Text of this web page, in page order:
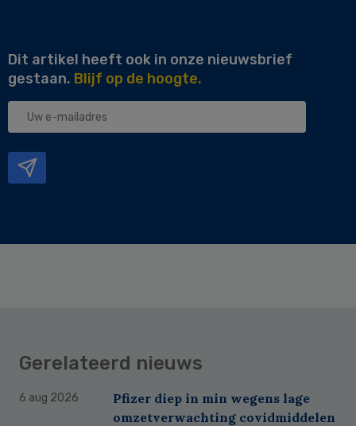
Dit artikel heeft ook in onze nieuwsbrief
gestaan. Blijf op de hoogte.
Uw
Gerelateerd nieuws
6 aug 2026
Pfizer diep in min wegens lage
omzetverwachting covidmiddelen